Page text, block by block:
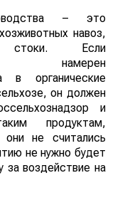
– это
навоз,
Если
намерен
в органические
он должен
и
продуктам,
не считались
не нужно будет
за воздействие на